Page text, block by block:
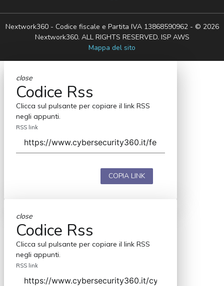
Nextwork360 - Codice fiscale e Partita IVA 13868590962 - © 2026
Nextwork360. ALL RIGHTS RESERVED. ISP AWS
Mappa del sito
close
Codice Rss
Clicca sul pulsante per copiare il link RSS
negli appunti.
RSS link
COPIA LINK
close
Codice Rss
Clicca sul pulsante per copiare il link RSS
negli appunti.
RSS link